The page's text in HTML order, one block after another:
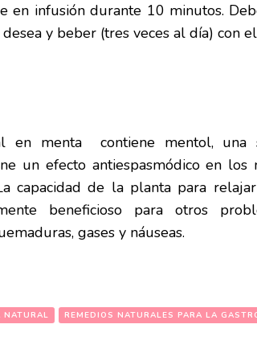
en infusión durante 10 minutos.
y beber (tres veces al día) con
en menta contiene mentol, una
un efecto antiespasmódico en
capacidad de la planta para
beneficioso para otros
gases y náuseas.
NATURAL REMEDIOS NATURALES PARA LA